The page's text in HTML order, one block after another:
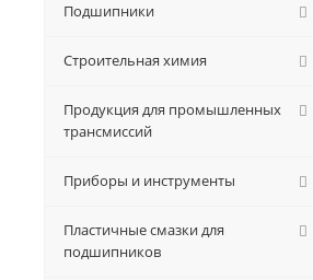
Подшипники
Строительная химия
Продукция для промышленных
трансмиссий
Приборы и инструменты
Пластичные смазки для
подшипников